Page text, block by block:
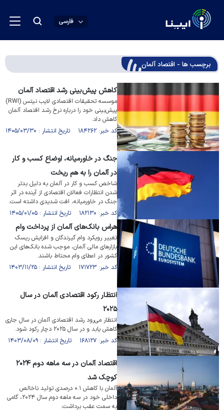
فارسی
برچسب ها - اقتصاد آلمان
کاهش پیش‌بینی رشد اقتصاد آلمان
موسسه تحقیقات اقتصادی لایب نیتس (RWI)
پیش‌بینی خود را درباره نرخ رشد اقتصاد آلمان
کاهش داد.
کد خبر: ۱۸۴۲۶۲ تاریخ انتشار : ۱۴۰۵/۰۳/۳۰
جنگ در خاورمیانه، اوضاع کسب و کار
در آلمان را به هم ریخت
شاخص کسب و کار در آلمان به دلیل بدتر
شدن انتظارات فعالان اقتصادی از آینده در اثر
جنگ در خاورمیانه، افت شدیدی داشته است.
کد خبر: ۱۸۲۱۳۰ تاریخ انتشار : ۱۴۰۵/۰۱/۰۵
هراس بانک‌های آلمان از پرداخت و‌ام‌
تغییر رویکرد وام گیرندگان و افزایش ریسک
بازار‌های مالی آلمان، موجب شده بانک‌های این
کشور در اعطای وام محتاط باشند.
کد خبر: ۱۷۱۷۲۳ تاریخ انتشار : ۱۴۰۳/۱۱/۲۵
انتظار رکود اقتصادی آلمان در سال
۲۰۲۵
انتظار می‌رود رشد اقتصادی آلمان در سال جاری
کاهش یابد و در سال ۲۰۲۵ دچار رکود شود.
کد خبر: ۱۶۸۱۲۷ تاریخ انتشار : ۱۴۰۳/۰۸/۰۹
اقتصاد آلمان در سه ماهه دوم ۲۰۲۴
کوچک شد
آلمان با کاهش ۰.۱ درصدی تولید ناخالص
داخلی خود در سه ماهه دوم سال ۲۰۲۴، گامی
به سمت عقب برداشت.